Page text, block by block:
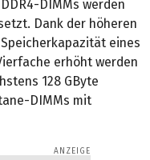
DIMMs werden
Dank der höheren
eines
erhöht werden
128 GByte
DIMMs mit